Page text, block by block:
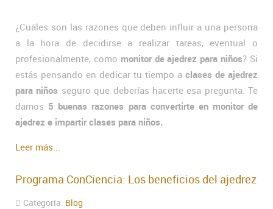
¿Cuáles son las razones que deben influir a una persona
a la hora de decidirse a realizar tareas, eventual o
profesionalmente, como monitor de ajedrez para niños? Si
estás pensando en dedicar tu tiempo a clases de ajedrez
para niños seguro que deberías hacerte esa pregunta. Te
damos 5 buenas razones para convertirte en monitor de
ajedrez e impartir clases para niños.
Leer más...
Programa ConCiencia: Los beneficios del ajedrez
Categoría: Blog